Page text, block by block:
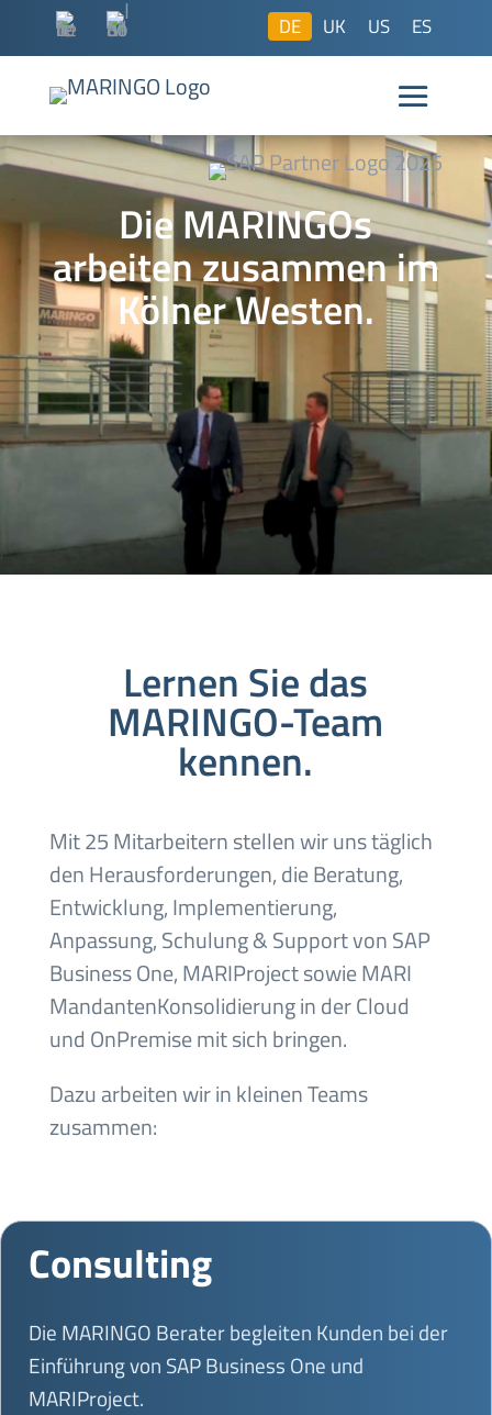
DE UK US ES
Die MARINGOs
arbeiten zusammen im
Kölner Westen.
Lernen Sie das
MARINGO-Team
kennen.
Mit 25 Mitarbeitern stellen wir uns täglich
den Herausforderungen, die Beratung,
Entwicklung, Implementierung,
Anpassung, Schulung & Support von SAP
Business One, MARIProject sowie MARI
MandantenKonsolidierung in der Cloud
und OnPremise mit sich bringen.
Dazu arbeiten wir in kleinen Teams
zusammen:
Consulting
Die MARINGO Berater begleiten Kunden bei der
Einführung von SAP Business One und
MARIProject.